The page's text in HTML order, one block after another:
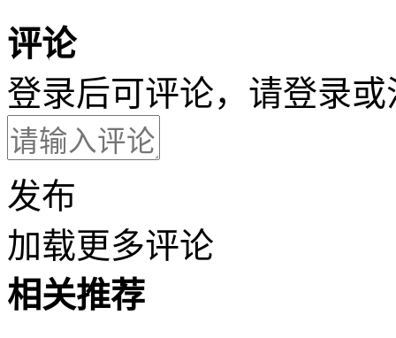
评论
登录后可评论，请登录或
发布
加载更多评论
相关推荐